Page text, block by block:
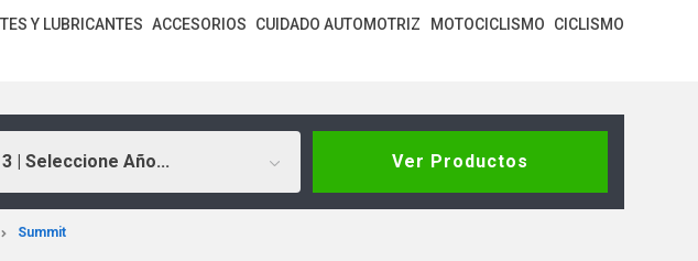
Y LUBRICANTES ACCESORIOS CUIDADO AUTOMOTRIZ MOTOCICLISMO CICLISMO
3 | Seleccione Año... Ver Productos
Summit